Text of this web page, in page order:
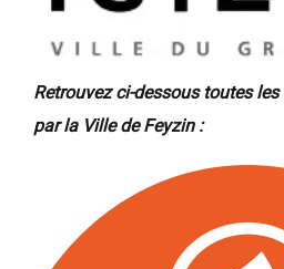
Retrouvez ci-dessous toutes
par la Ville de Feyzin :